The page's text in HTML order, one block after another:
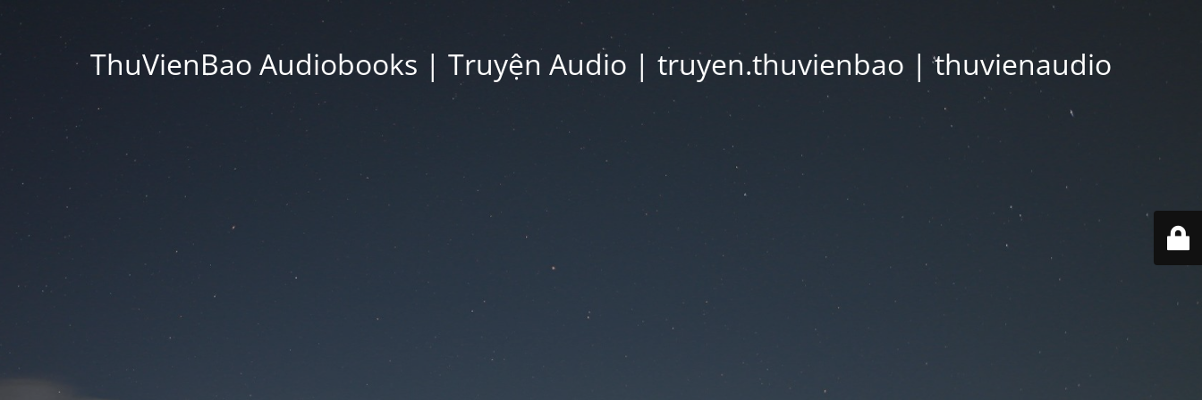
ThuVienBao Audiobooks | Truyện Audio | truyen.thuvienbao | thuvienaudio